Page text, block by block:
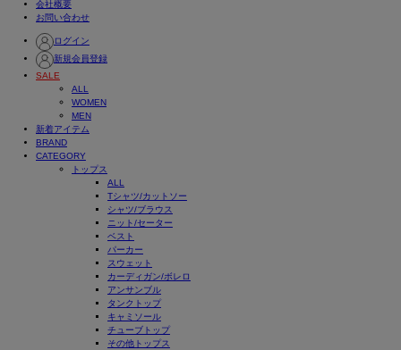
会社概要
お問い合わせ
ログイン
新規会員登録
SALE
ALL
WOMEN
MEN
新着アイテム
BRAND
CATEGORY
トップス
ALL
Tシャツ/カットソー
シャツ/ブラウス
ニット/セーター
ベスト
パーカー
スウェット
カーディガン/ボレロ
アンサンブル
タンクトップ
キャミソール
チューブトップ
その他トップス